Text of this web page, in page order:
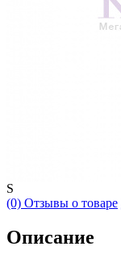
S
(0) Отзывы о товаре
Описание